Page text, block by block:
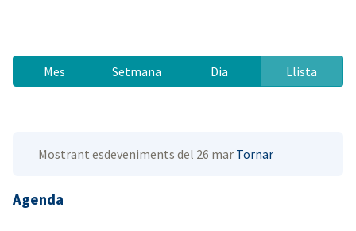
Mes Setmana Dia Llista
Mostrant esdeveniments del 26 mar Tornar
Agenda